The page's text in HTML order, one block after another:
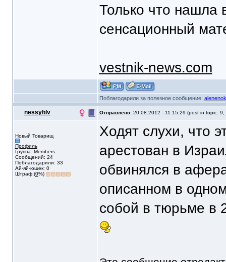
Только что нашла
сенсационный
vestnik-news.com
Поблагодарили за полезное сообщение: alenenok
nessyhlv Отправлено: 20.08.2012 - 11:15:29 (post in topic: 9,
Новый Товарищ
Профиль
Группа: Members
Сообщений: 24
Поблагодарили: 33
Ай-яй-юшек: 0
Штраф:(0%)
Ходят слухи, что
арестован в
обвинялся в
описанном в
собой в тюрьме в